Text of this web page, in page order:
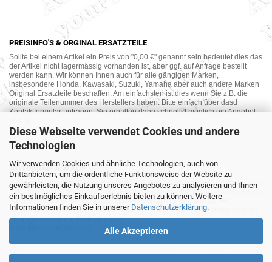
Diese Webseite verwendet Cookies und andere
Technologien
Wir verwenden Cookies und ähnliche Technologien, auch von
Drittanbietern, um die ordentliche Funktionsweise der Website zu
gewährleisten, die Nutzung unseres Angebotes zu analysieren und Ihnen
ein bestmögliches Einkaufserlebnis bieten zu können. Weitere
Informationen finden Sie in unserer Datenschutzerklärung.
Alle Akzeptieren
PREISINFO'S & ORGINAL ERSATZTEILE
Sollte bei einem Artikel ein Preis von "0,00 €" genannt sein bedeutet dies das
der Artikel nicht lagermässig vorhanden ist, aber ggf. auf Anfrage bestellt
werden kann. Wir können Ihnen auch für alle gängigen Marken,
insbesondere Honda, Kawasaki, Suzuki, Yamaha aber auch andere Marken
Original Ersatzteile beschaffen. Am einfachsten ist dies wenn Sie z.B. die
originale Teilenummer des Herstellers haben. Bitte einfach über dasd
Kontaktformular anfragen. Sie erhalten dann schnellst möglich ein Angebot
MOTORRAD-ANKAUF
Sie möchte Ihr altes Motorrad oder Ihre Motorradteile verkaufen ? Wir kaufen
auch gebrauchte Motorräder und Ersatzteilträger sowie Ersatzteile an. Bieten
Sie uns doch unverbindlich das was Sie verkaufen möchten an. Wir
bemühen uns dann eine sowohl für Sie als auch für uns akzeptable Lösung
mit angemessenem Preis zu finden.